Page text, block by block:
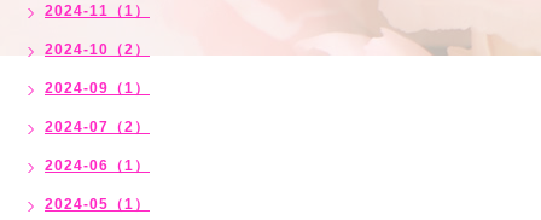
2024-11（1）
2024-10（2）
2024-09（1）
2024-07（2）
2024-06（1）
2024-05（1）